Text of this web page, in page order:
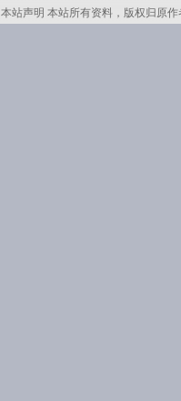
本站声明 本站所有资料，版权归原